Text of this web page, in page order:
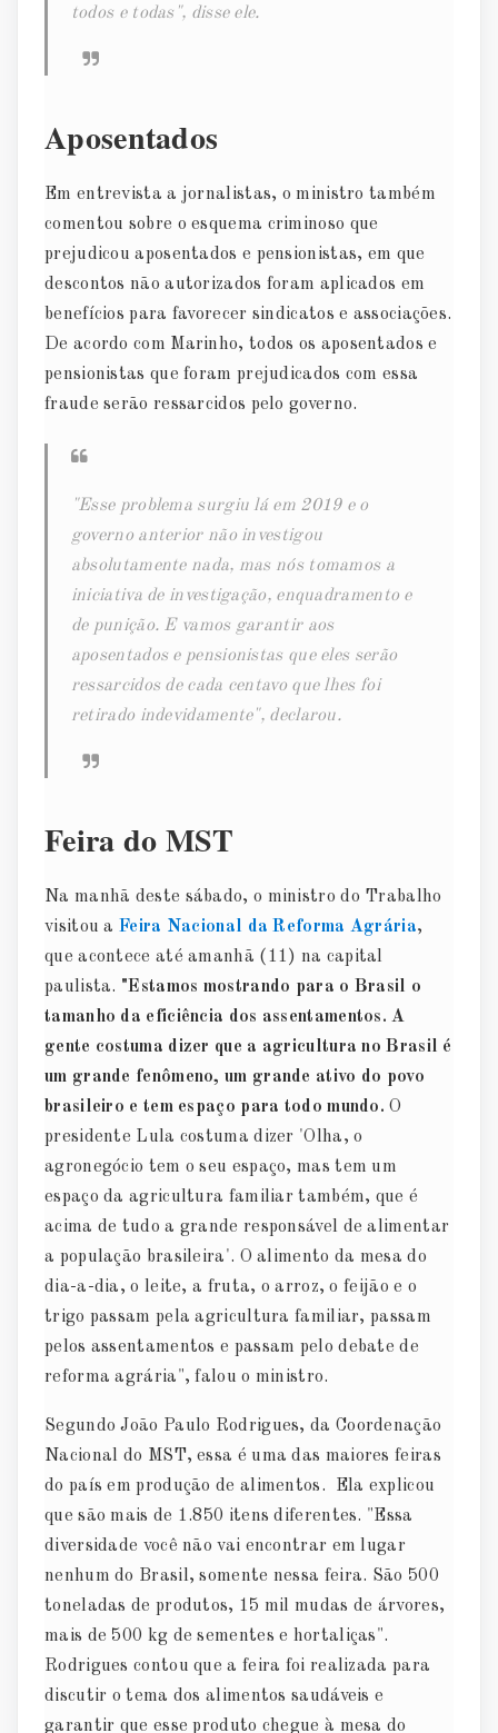
todos e todas", disse ele.
Aposentados
Em entrevista a jornalistas, o ministro também
comentou sobre o esquema criminoso que
prejudicou aposentados e pensionistas, em que
descontos não autorizados foram aplicados em
benefícios para favorecer sindicatos e associações.
De acordo com Marinho, todos os aposentados e
pensionistas que foram prejudicados com essa
fraude serão ressarcidos pelo governo.
"Esse problema surgiu lá em 2019 e o
governo anterior não investigou
absolutamente nada, mas nós tomamos a
iniciativa de investigação, enquadramento e
de punição. E vamos garantir aos
aposentados e pensionistas que eles serão
ressarcidos de cada centavo que lhes foi
retirado indevidamente", declarou.
Feira do MST
Na manhã deste sábado, o ministro do Trabalho
visitou aFeira Nacional da Reforma Agrária,
que acontece até amanhã (11) na capital
paulista. "Estamos mostrando para o Brasil o
tamanho da eficiência dos assentamentos. A
gente costuma dizer que a agricultura no Brasil é
um grande fenômeno, um grande ativo do povo
brasileiro e tem espaço para todo mundo. O
presidente Lula costuma dizer 'Olha, o
agronegócio tem o seu espaço, mas tem um
espaço da agricultura familiar também, que é
acima de tudo a grande responsável de alimentar
a população brasileira'. O alimento da mesa do
dia-a-dia, o leite, a fruta, o arroz, o feijão e o
trigo passam pela agricultura familiar, passam
pelos assentamentos e passam pelo debate de
reforma agrária", falou o ministro.
Segundo João Paulo Rodrigues, da Coordenação
Nacional do MST, essa é uma das maiores feiras
do país em produção de alimentos. Ela explicou
que são mais de 1.850 itens diferentes. "Essa
diversidade você não vai encontrar em lugar
nenhum do Brasil, somente nessa feira. São 500
toneladas de produtos, 15 mil mudas de árvores,
mais de 500 kg de sementes e hortaliças".
Rodrigues contou que a feira foi realizada para
discutir o tema dos alimentos saudáveis e
garantir que esse produto chegue à mesa do